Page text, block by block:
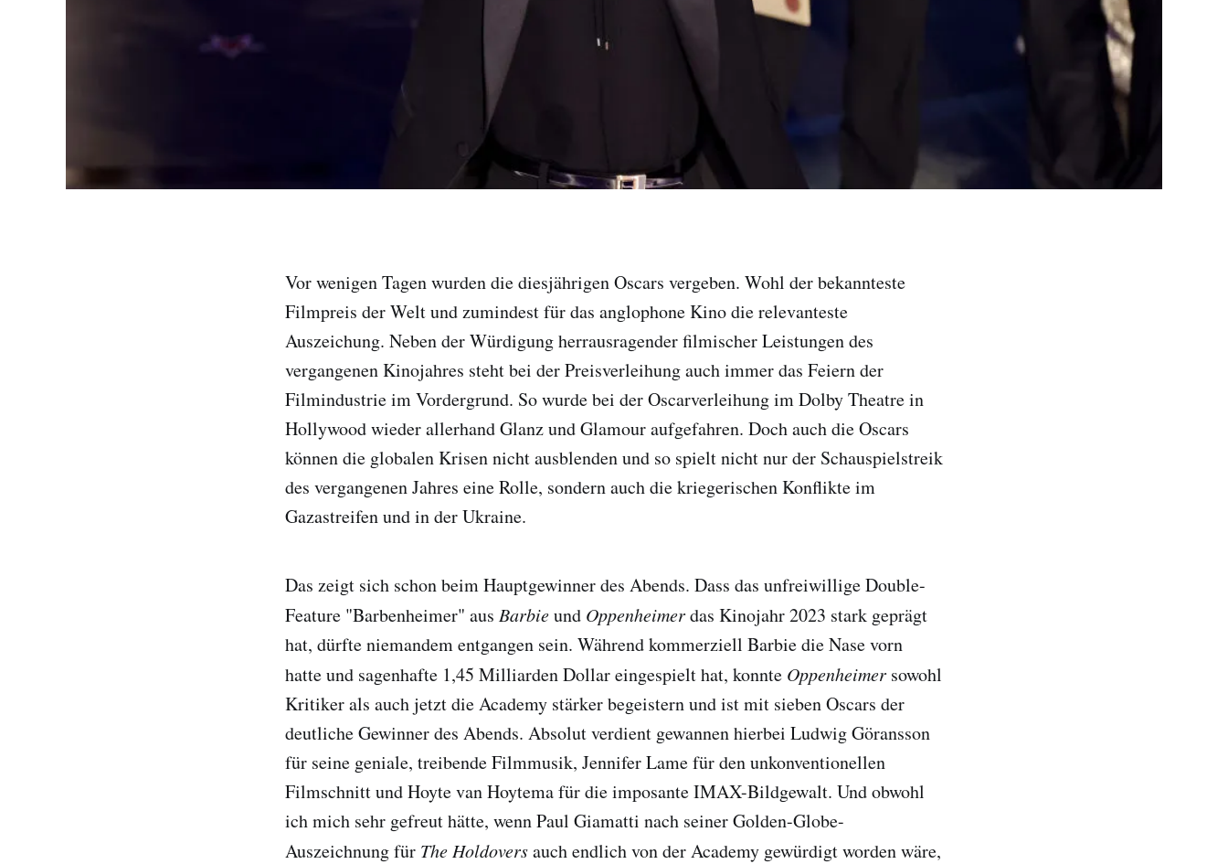
Vor wenigen Tagen wurden die diesjährigen Oscars vergeben. Wohl der bekannteste
Filmpreis der Welt und zumindest für das anglophone Kino die relevanteste
Auszeichung. Neben der Würdigung herrausragender filmischer Leistungen des
vergangenen Kinojahres steht bei der Preisverleihung auch immer das Feiern der
Filmindustrie im Vordergrund. So wurde bei der Oscarverleihung im Dolby Theatre in
Hollywood wieder allerhand Glanz und Glamour aufgefahren. Doch auch die Oscars
können die globalen Krisen nicht ausblenden und so spielt nicht nur der Schauspielstreik
des vergangenen Jahres eine Rolle, sondern auch die kriegerischen Konflikte im
Gazastreifen und in der Ukraine.
Das zeigt sich schon beim Hauptgewinner des Abends. Dass das unfreiwillige Double-
Feature "Barbenheimer" aus Barbieund Oppenheimerdas Kinojahr 2023 stark geprägt
hat, dürfte niemandem entgangen sein. Während kommerziell Barbie die Nase vorn
hatte und sagenhafte 1,45 Milliarden Dollar eingespielt hat, konnte Oppenheimer sowohl
Kritiker als auch jetzt die Academy stärker begeistern und ist mit sieben Oscars der
deutliche Gewinner des Abends. Absolut verdient gewannen hierbei Ludwig Göransson
für seine geniale, treibende Filmmusik, Jennifer Lame für den unkonventionellen
Filmschnitt und Hoyte van Hoytema für die imposante IMAX-Bildgewalt. Und obwohl
ich mich sehr gefreut hätte, wenn Paul Giamatti nach seiner Golden-Globe-
Auszeichnung für The Holdoversauch endlich von der Academy gewürdigt worden wäre,